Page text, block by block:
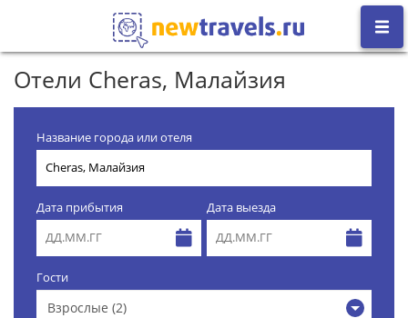
Отели Cheras, Малайзия
Название города или отеля
Дата прибытия Дата выезда
Гости
Взрослые (2)